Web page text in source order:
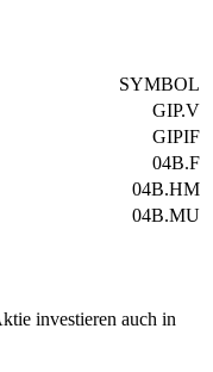
SYMBOL
GIP.V
GIPIF
04B.F
04B.HM
04B.MU
investieren auch in